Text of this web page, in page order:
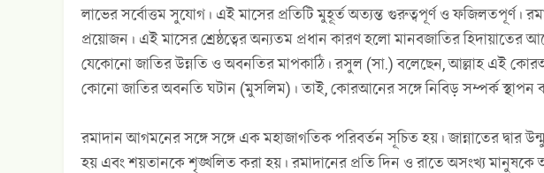
লাভের সর্বোত্তম সুযোগ। এই মাসের প্রতিটি মুহূর্ত অত্যন্ত গুরুত্বপূর্ণ ও ফজিলতপূর্ণ।
প্রয়োজন। এই মাসের শ্রেষ্ঠত্বের অন্যতম প্রধান কারণ হলো মানবজাতির
যেকোনো জাতির উন্নতি ও অবনতির মাপকাঠি। রসুল (সা.) বলেছেন, আল্লাহ এই
কোনো জাতির অবনতি ঘটান (মুসলিম)। তাই, কোরআনের সঙ্গে নিবিড় সম্পর্ক স্থাপন
রমাদান আগমনের সঙ্গে সঙ্গে এক মহাজাগতিক পরিবর্তন সূচিত হয়। জান্নাতের দ্বার
হয় এবং শয়তানকে শৃঙ্খলিত করা হয়। রমাদানের প্রতি দিন ও রাতে অসংখ্য মানুষকে